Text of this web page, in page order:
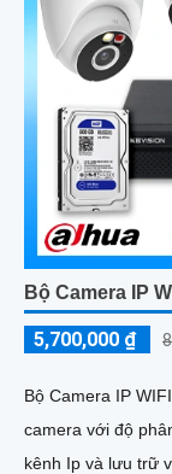
Bộ Camera IP
5,700,000 ₫
Bộ Camera IP
camera với độ
kênh Ip và lưu trữ